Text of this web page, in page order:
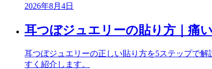
2026年8月4日
耳つぼジュエリーの貼り方｜痛
耳つぼジュエリーの正しい貼り方を5ステップで
すく紹介します。